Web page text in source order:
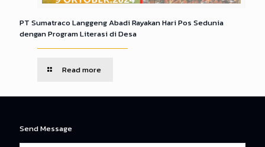
PT Sumatraco Langgeng Abadi Rayakan Hari Pos Sedunia
dengan Program Literasi di Desa
Read more
Send Message